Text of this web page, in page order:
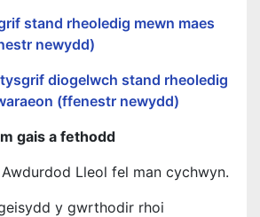
stand rheoledig mewn maes
newydd)
diogelwch stand rheoledig
(ffenestr newydd)
gais a fethodd
Awdurdod Lleol fel man cychwyn.
y gwrthodir rhoi